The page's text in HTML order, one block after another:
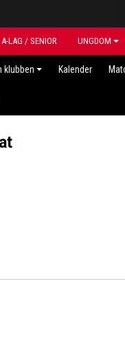
A-LAG / SENIOR UNGDOM
klubben Kalender